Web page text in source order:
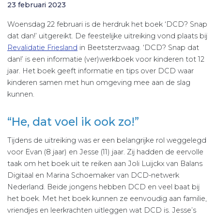
23 februari 2023
Woensdag 22 februari is de herdruk het boek ‘DCD? Snap
dat dan!’ uitgereikt. De feestelijke uitreiking vond plaats bij
Revalidatie Friesland in Beetsterzwaag. ‘DCD? Snap dat
dan!’ is een informatie (ver)werkboek voor kinderen tot 12
jaar. Het boek geeft informatie en tips over DCD waar
kinderen samen met hun omgeving mee aan de slag
kunnen.
“He, dat voel ik ook zo!”
Tijdens de uitreiking was er een belangrijke rol weggelegd
voor Evan (8 jaar) en Jesse (11) jaar. Zij hadden de eervolle
taak om het boek uit te reiken aan Joli Luijckx van Balans
Digitaal en Marina Schoemaker van DCD-netwerk
Nederland. Beide jongens hebben DCD en veel baat bij
het boek. Met het boek kunnen ze eenvoudig aan familie,
vriendjes en leerkrachten uitleggen wat DCD is. Jesse’s